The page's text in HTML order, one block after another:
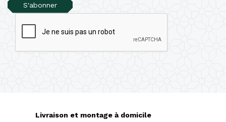
S'abonner
Livraison et montage à domicile